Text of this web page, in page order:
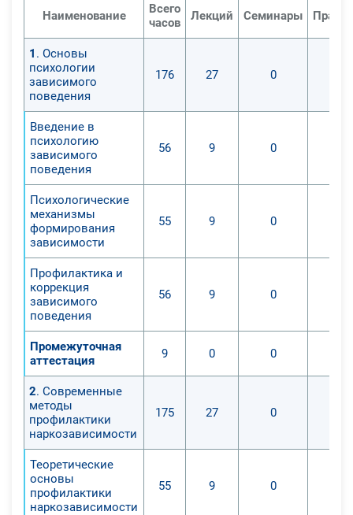
Наименование
Всего
часов
Лекций Семинары
1 . Основы
психологии
зависимого
поведения
176 27 0
Введение в
психологию
зависимого
поведения
56 9 0
Психологические
механизмы
формирования
зависимости
55 9 0
Профилактика и
коррекция
зависимого
поведения
56 9 0
Промежуточная
аттестация
9 0 0
2. Современные
методы
профилактики
наркозависимости
175 27 0
Теоретические
основы
профилактики
наркозависимости
55 9 0